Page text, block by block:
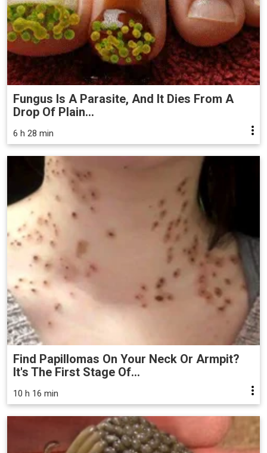
Fungus Is A Parasite, And It Dies From A
Drop Of Plain...
6 h 28 min
Find Papillomas On Your Neck Or Armpit?
It's The First Stage Of...
10 h 16 min